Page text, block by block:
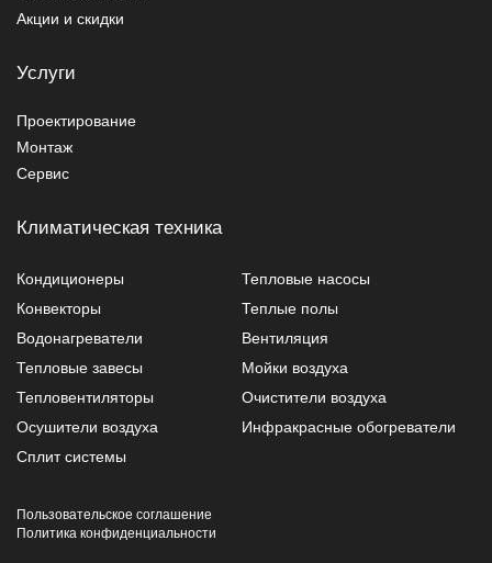
Акции и скидки
Услуги
Проектирование
Монтаж
Сервис
Климатическая техника
Кондиционеры
Тепловые насосы
Конвекторы
Теплые полы
Водонагреватели
Вентиляция
Тепловые завесы
Мойки воздуха
Тепловентиляторы
Очистители воздуха
Осушители воздуха
Инфракрасные обогреватели
Сплит системы
Пользовательское соглашение
Политика конфиденциальности